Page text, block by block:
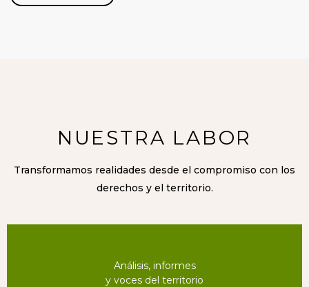
NUESTRA LABOR
Transformamos realidades desde el compromiso con los
derechos y el territorio.
Análisis, informes
y voces del territorio